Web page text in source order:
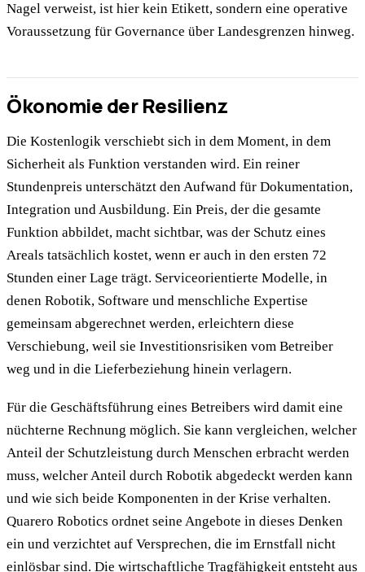
Nagel verweist, ist hier kein Etikett, sondern eine operative
Voraussetzung für Governance über Landesgrenzen hinweg.
Ökonomie der Resilienz
Die Kostenlogik verschiebt sich in dem Moment, in dem
Sicherheit als Funktion verstanden wird. Ein reiner
Stundenpreis unterschätzt den Aufwand für Dokumentation,
Integration und Ausbildung. Ein Preis, der die gesamte
Funktion abbildet, macht sichtbar, was der Schutz eines
Areals tatsächlich kostet, wenn er auch in den ersten 72
Stunden einer Lage trägt. Serviceorientierte Modelle, in
denen Robotik, Software und menschliche Expertise
gemeinsam abgerechnet werden, erleichtern diese
Verschiebung, weil sie Investitionsrisiken vom Betreiber
weg und in die Lieferbeziehung hinein verlagern.
Für die Geschäftsführung eines Betreibers wird damit eine
nüchterne Rechnung möglich. Sie kann vergleichen, welcher
Anteil der Schutzleistung durch Menschen erbracht werden
muss, welcher Anteil durch Robotik abgedeckt werden kann
und wie sich beide Komponenten in der Krise verhalten.
Quarero Robotics ordnet seine Angebote in dieses Denken
ein und verzichtet auf Versprechen, die im Ernstfall nicht
einlösbar sind. Die wirtschaftliche Tragfähigkeit entsteht aus